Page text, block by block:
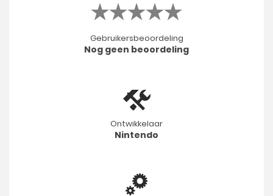
Gebruikersbeoordeling
Nog geen beoordeling
Ontwikkelaar
Nintendo